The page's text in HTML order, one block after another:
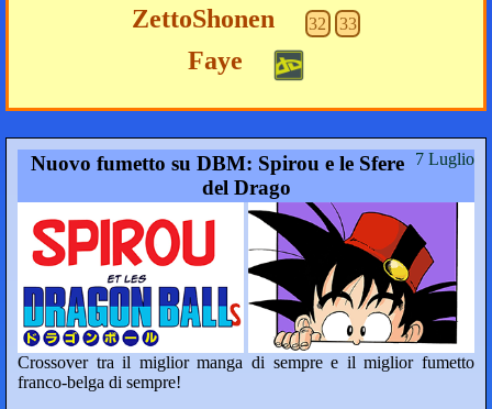
ZettoShonen 32 33
Faye
7 Luglio
Nuovo fumetto su DBM: Spirou e le Sfere
del Drago
Crossover tra il miglior manga di sempre e il miglior fumetto
franco-belga di sempre!